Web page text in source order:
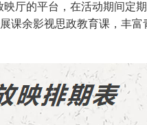
厅的平台，在活动期间定
课余影视思政教育课，丰富